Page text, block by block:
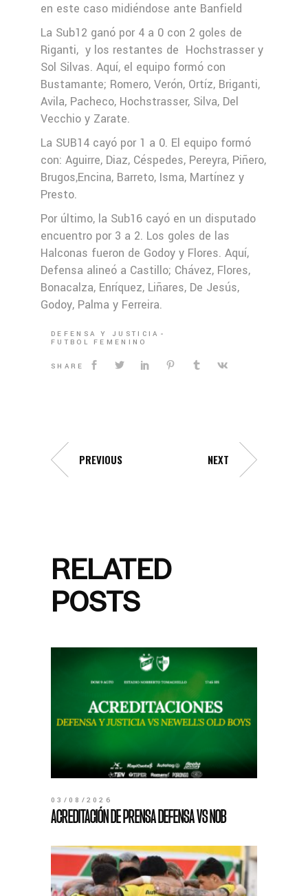
en este caso midiéndose ante Banfield
La Sub12 ganó por 4 a 0 con 2 goles de
Riganti, y los restantes de Hochstrasser y
Sol Silvas. Aquí, el equipo formó con
Bustamante; Romero, Verón, Ortíz, Briganti,
Avila, Pacheco, Hochstrasser, Silva, Del
Vecchio y Zarate.
La SUB14 cayó por 1 a 0. El equipo formó
con: Aguirre, Diaz, Céspedes, Pereyra, Piñero,
Brugos,Encina, Barreto, Isma, Martínez y
Presto.
Por último, la Sub16 cayó en un disputado
encuentro por 3 a 2. Los goles de las
Halconas fueron de Godoy y Flores. Aquí,
Defensa alineó a Castillo; Chávez, Flores,
Bonacalza, Enríquez, Liñares, De Jesús,
Godoy, Palma y Ferreira.
DEFENSA Y JUSTICIA
FUTBOL FEMENINO
SHARE
PREVIOUS NEXT
RELATED
POSTS
03/08/2026
ACREDITACIÓN DE PRENSA DEFENSA VS NOB